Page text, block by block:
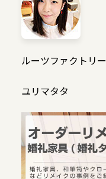
ルーツファクトリー
ユリマタタ